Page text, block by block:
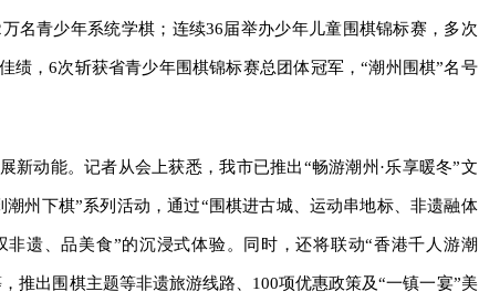
名青少年系统学棋；连续36届举办少年儿童围棋锦标赛，多次
绩，6次斩获省青少年围棋锦标赛总团体冠军，“潮州围棋”名号
新动能。记者从会上获悉，我市已推出“畅游潮州·乐享暖冬”文
州下棋”系列活动，通过“围棋进古城、运动串地标、非遗融体
遗、品美食”的沉浸式体验。同时，还将联动“香港千人游潮
推出围棋主题等非遗旅游线路、100项优惠政策及“一镇一宴”美